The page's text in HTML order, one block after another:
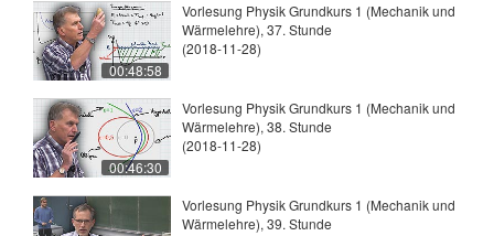
00:48:58
Vorlesung Physik Grundkurs 1 (Mechanik und
Wärmelehre), 37. Stunde
(2018-11-28)
00:46:30
Vorlesung Physik Grundkurs 1 (Mechanik und
Wärmelehre), 38. Stunde
(2018-11-28)
Vorlesung Physik Grundkurs 1 (Mechanik und
Wärmelehre), 39. Stunde